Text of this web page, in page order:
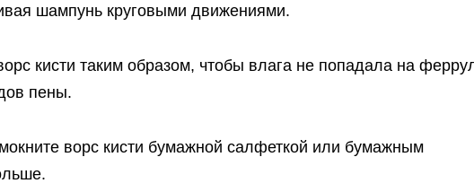
шампунь круговыми движениями.
кисти таким образом, чтобы влага не попадала на
пены.
ворс кисти бумажной салфеткой или бумажным